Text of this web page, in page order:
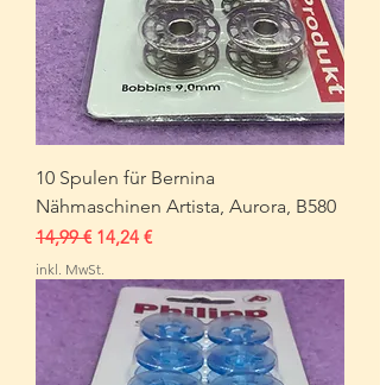
10 Spulen für Bernina
Nähmaschinen Artista, Aurora, B580
Standardpreis
14,99 € Sale-Preis
14,24 €
inkl. MwSt.